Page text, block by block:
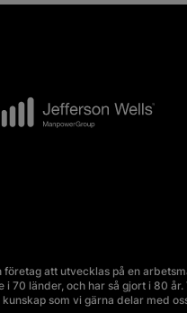
att utvecklas på en
70 länder, och har så gjort i 80
som vi gärna delar med